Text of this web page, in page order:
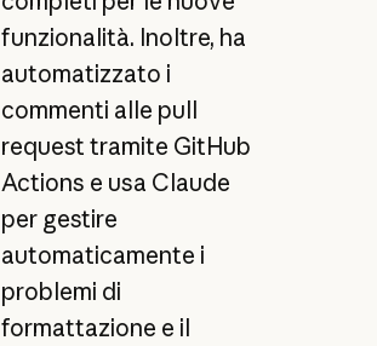
funzionalità. Inoltre, ha
automatizzato i
commenti alle pull
request tramite GitHub
Actions e usa Claude
per gestire
automaticamente i
problemi di
formattazione e il